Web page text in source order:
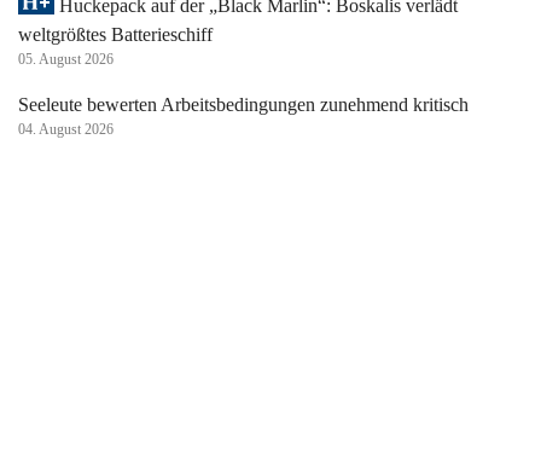
Huckepack auf der „Black Marlin“: Boskalis verlädt
weltgrößtes Batterieschiff
05. August 2026
Seeleute bewerten Arbeitsbedingungen zunehmend kritisch
04. August 2026